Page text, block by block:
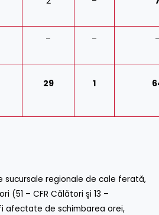
– –
29 1
sucursale regionale de cale ferată,
(51 – CFR Călători și 13 –
afectate de schimbarea orei,